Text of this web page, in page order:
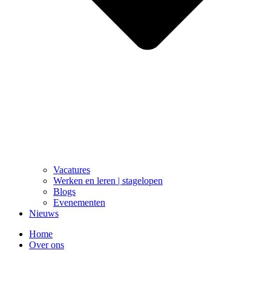
Vacatures
Werken en leren | stagelopen
Blogs
Evenementen
Nieuws
Home
Over ons